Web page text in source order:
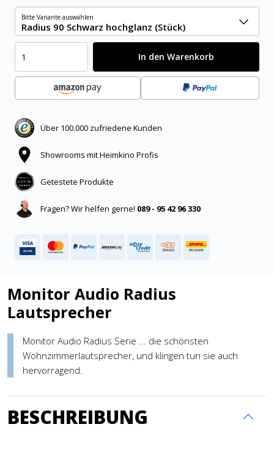
Bitte Variante auswählen
Radius 90 Schwarz hochglanz (Stück)
In den Warenkorb
Über 100.000 zufriedene Kunden
Showrooms mit Heimkino Profis
Getestete Produkte
Fragen? Wir helfen gerne! 089 - 95 42 96 330
Monitor Audio Radius
Lautsprecher
Monitor Audio Radius Serie ... die schönsten
Wohnzimmerlautsprecher, und klingen tun sie auch
hervorragend.
BESCHREIBUNG